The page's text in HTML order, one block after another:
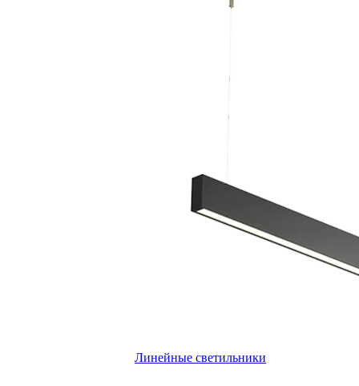
Линейные светильники